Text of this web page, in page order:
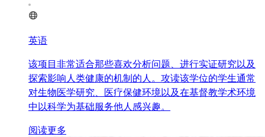
英语
该项目非常适合那些喜欢分析问题、进行实证研究以及
探索影响人类健康的机制的人。攻读该学位的学生通常
对生物医学研究、医疗保健环境以及在基督教学术环境
中以科学为基础服务他人感兴趣。
阅读更多